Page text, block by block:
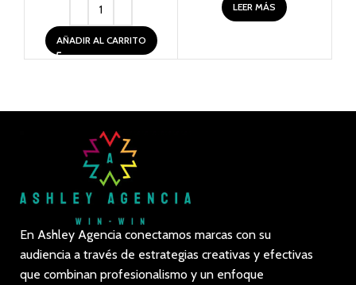
AÑADIR AL CARRITO
LEER MÁS
En Ashley Agencia conectamos marcas con su
audiencia a través de estrategias creativas y efectivas
que combinan profesionalismo y un enfoque